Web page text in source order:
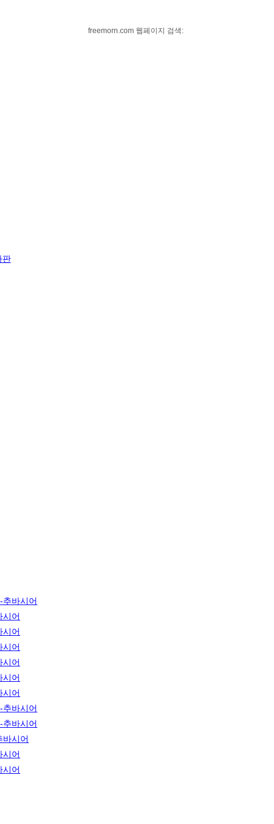
freemorn.com 웹페이지 검색:
판
추바시어
시어
시어
시어
시어
시어
시어
추바시어
추바시어
바시어
시어
시어